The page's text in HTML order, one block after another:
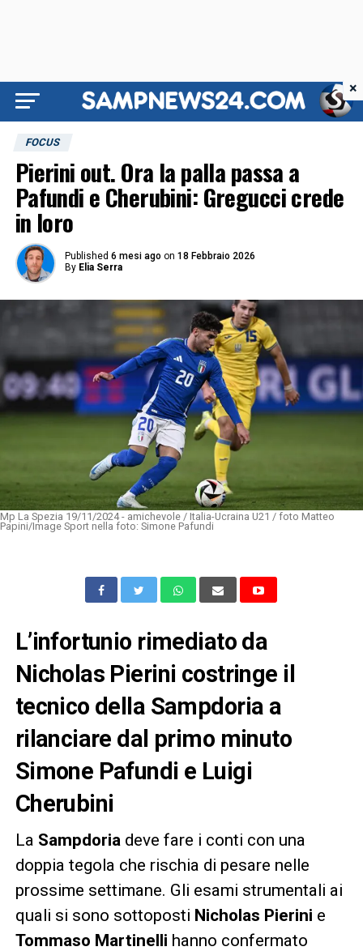
FOCUS
Pierini out. Ora la palla passa a
Pafundi e Cherubini: Gregucci crede
in loro
Published 6 mesi ago on 18 Febbraio 2026
By Elia Serra
Mp La Spezia 19/11/2024 - amichevole / Italia-Ucraina U21 / foto Matteo
Papini/Image Sport nella foto: Simone Pafundi
L’infortunio rimediato da
Nicholas Pierini costringe il
tecnico della Sampdoria a
rilanciare dal primo minuto
Simone Pafundi e Luigi
Cherubini
La Sampdoria deve fare i conti con una
doppia tegola che rischia di pesare nelle
prossime settimane. Gli esami strumentali ai
quali si sono sottoposti Nicholas Pierini e
Tommaso Martinelli hanno confermato
×